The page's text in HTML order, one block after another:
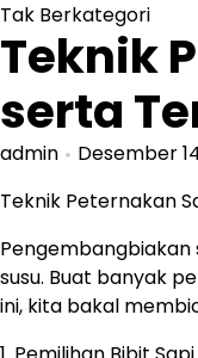
Tak Berkategori
Teknik
serta
admin
Desember
Teknik Peternakan
susu. Buat banyak
ini, kita bakal